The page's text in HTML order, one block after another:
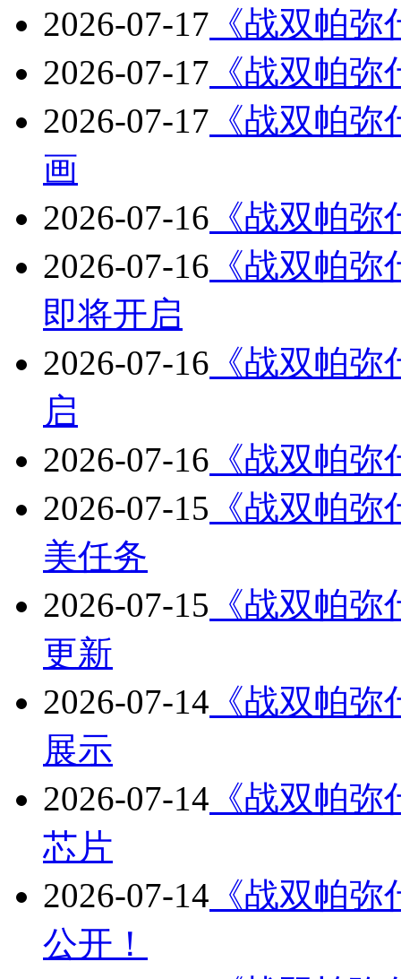
2026-07-17 《战双帕
2026-07-17 《战双帕
2026-07-17 《战双帕
画
2026-07-16 《战双帕
2026-07-16 《战双帕
即将开启
2026-07-16 《战双帕
启
2026-07-16 《战双帕
2026-07-15 《战双帕
美任务
2026-07-15 《战双帕
更新
2026-07-14 《战双帕
展示
2026-07-14 《战双帕
芯片
2026-07-14 《战双帕
公开！